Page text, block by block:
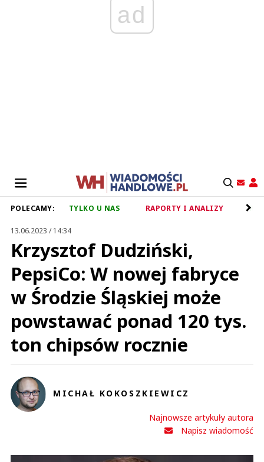
ad
POLECAMY: TYLKO U NAS RAPORTY I ANALIZY
13.06.2023 / 14:34
Krzysztof Dudziński,
PepsiCo: W nowej fabryce
w Środzie Śląskiej może
powstawać ponad 120 tys.
ton chipsów rocznie
MICHAŁ KOKOSZKIEWICZ
Najnowsze artykuły autora
Napisz wiadomość